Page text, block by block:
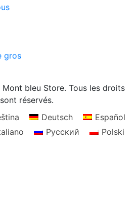
gros
bleu Store. Tous les droits
sont réservés.
Deutsch
Español
Русский Polski